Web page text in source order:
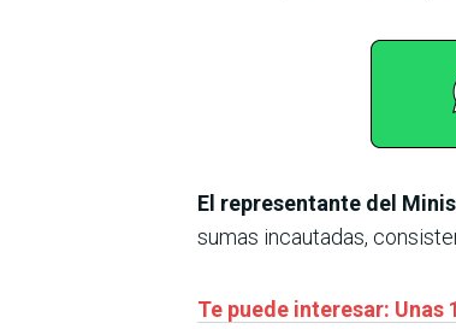
El representante del
sumas incautadas,
Te puede interesar: Unas